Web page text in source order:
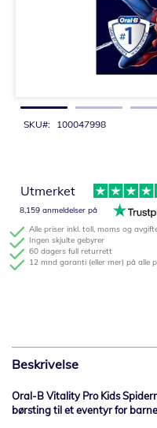
SKU 100047998
Alle priser inkl. toll, moms og
Ingen skjulte gebyrer
60 dagers full returrett
12 mnd garanti (eller mer) på alle
Utmerket
8,159 anmeldelser på
bildegalleri
Beskrivelse
Oral-B Vitality Pro Kids
børsting til et eventyr for